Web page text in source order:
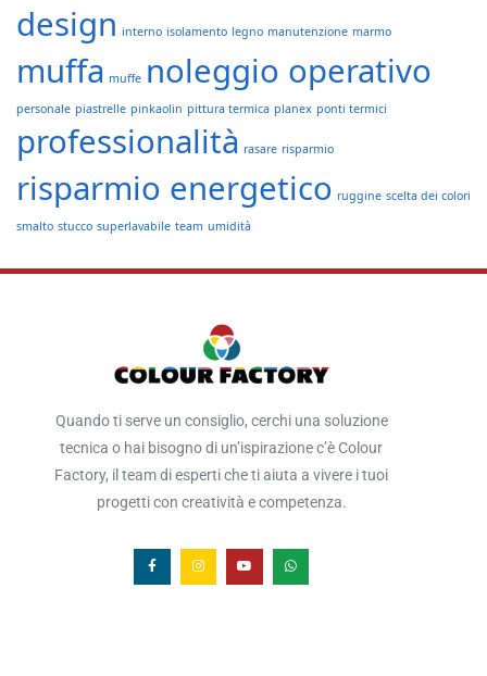
design interno isolamento legno manutenzione marmo
muffa muffe noleggio operativo
personale piastrelle pinkaolin pittura termica planex ponti termici
professionalità rasare risparmio
risparmio energetico ruggine scelta dei colori
smalto stucco superlavabile team umidità
Quando ti serve un consiglio, cerchi una soluzione
tecnica o hai bisogno di un’ispirazione c’è Colour
Factory, il team di esperti che ti aiuta a vivere i tuoi
progetti con creatività e competenza.